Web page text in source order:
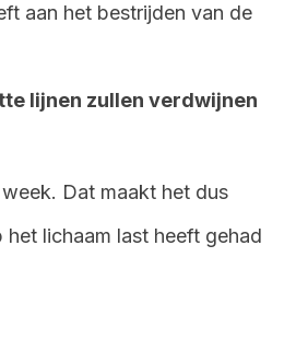
aan het bestrijden van de
lijnen zullen verdwijnen
Dat maakt het dus
lichaam last heeft gehad